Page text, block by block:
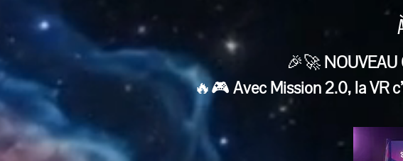
🎉🚀 NOUVEAU
🔥🎮 Avec Mission 2.0, la VR